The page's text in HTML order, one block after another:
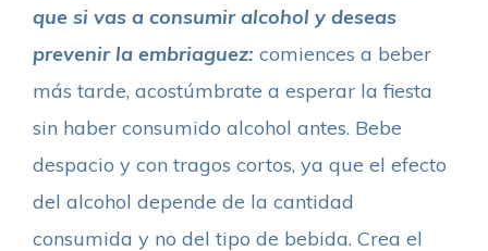
que si vas a consumir alcohol y deseas
prevenir la embriaguez: comiences a beber
más tarde, acostúmbrate a esperar la fiesta
sin haber consumido alcohol antes. Bebe
despacio y con tragos cortos, ya que el efecto
del alcohol depende de la cantidad
consumida y no del tipo de bebida. Crea el